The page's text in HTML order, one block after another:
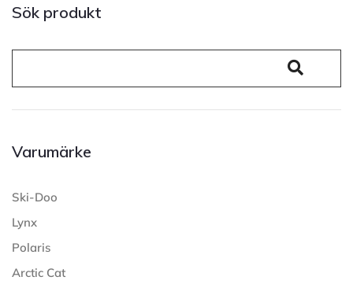
Sök produkt
Varumärke
Ski-Doo
Lynx
Polaris
Arctic Cat